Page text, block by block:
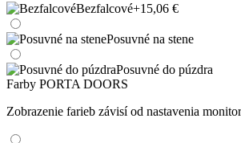
Bezfalcové+15,06 €
Posuvné na stene
Posuvné do púzdra
Farby PORTA DOORS
Zobrazenie farieb závisí od nastavenia